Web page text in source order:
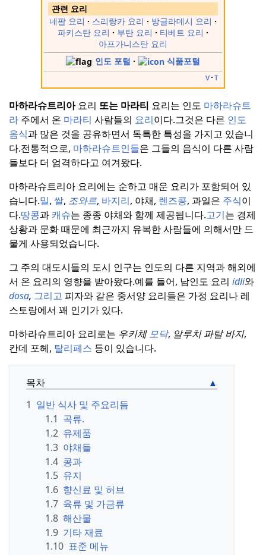
관련 요리
네팔 요리
스리랑카 요리
방글라데시 요리
파키스탄 요리
부탄 요리
티베트 요리
아프가니스탄 요리
인도 포털
식품포털
v t
마하라슈트리아요리 또는 마라티 요리는 인도 마하라슈트
라 주에서 온 마라티 사람들의 요리이다.그것은 다른 인도
음식과 많은 것을 공유하면서 독특한 특성을 가지고 있습니
다.전통적으로, 마하라슈트인들은 그들의 음식이 다른 사람
들보다 더 엄격하다고 여겨왔다.
마하라슈트리아 요리에는 순하고 매운 요리가 포함되어 있
습니다.밀, 쌀, 조와르, 바지리, 야채, 렌즈콩, 과일은 주식이
다.땅콩과 캐슈는 종종 야채와 함께 제공됩니다.고기는 경제
상황과 문화 때문에 최근까지 유복한 사람들에 의해서만 드
물게 사용되었습니다.
그 주의 대도시들의 도시 인구는 인도의 다른 지역과 해외에
서 온 요리의 영향을 받아왔다.예를 들어, 남인도 요리 idli와
dosa, 그리고 피자와 같은 중서양 요리들은 가정 요리나 레
스토랑에서 꽤 인기가 있다.
마하라슈트리아 요리로는 우키체 모닥, 알루치 파탈 바지,
칸데 포헤, 탈리페스 등이 있습니다.
목차
1 일반 식사 및 주요리듬
1.1 곡류.
1.2 유제품
1.3 야채들
1.4 콩과
1.5 유지
1.6 향신료 및 허브
1.7 육류 및 가금류
1.8 해산물
1.9 기타 재료
1.10 표준 메뉴